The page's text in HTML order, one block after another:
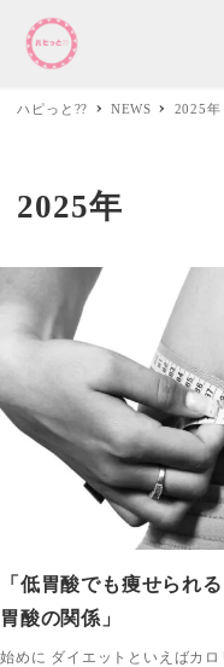
ハピっと?? NEWS 2025年
2025年
「低胃酸でも痩せられ
胃酸の関係」
始めに ダイエットといえばカ